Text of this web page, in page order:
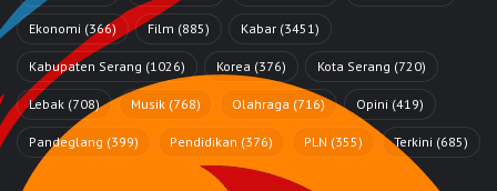
Ekonomi (366) Film (885) Kabar (3451)
Kabupaten Serang (1026) Korea (376) Kota Serang (720)
Lebak (708) Musik (768) Olahraga (716) Opini (419)
Pandeglang (399) Pendidikan (376) PLN (355) Terkini (685)